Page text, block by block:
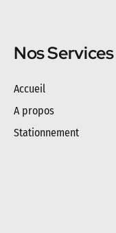
Nos Services
Accueil
A propos
Stationnement